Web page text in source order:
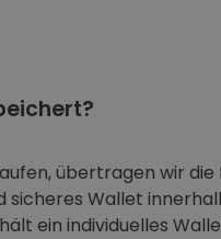
übertragen wir
sicheres Wallet
ein individuelles